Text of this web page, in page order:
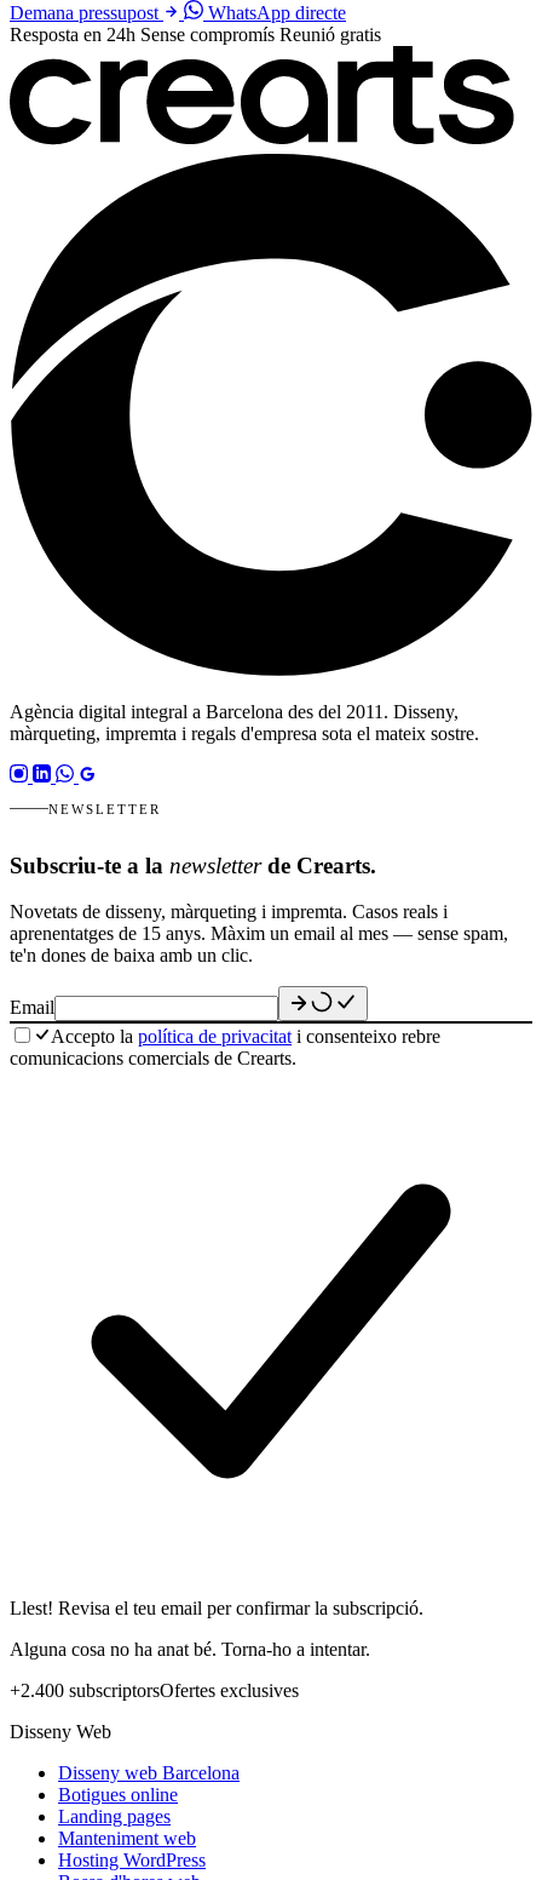
Demana pressupost
WhatsApp directe
Resposta en 24h Sense compromís Reunió gratis
Agència digital integral a Barcelona des del 2011. Disseny,
màrqueting, impremta i regals d'empresa sota el mateix sostre.
NEWSLETTER
Subscriu-te a la newsletterde Crearts.
Novetats de disseny, màrqueting i impremta. Casos reals i
aprenentatges de 15 anys. Màxim un email al mes — sense spam,
te'n dones de baixa amb un clic.
Email
Accepto la política de privacitat i consenteixo rebre
comunicacions comercials de Crearts.
Llest! Revisa el teu email per confirmar la subscripció.
Alguna cosa no ha anat bé. Torna-ho a intentar.
+2.400 subscriptorsOfertes exclusives
Disseny Web
Disseny web Barcelona
Botigues online
Landing pages
Manteniment web
Hosting WordPress